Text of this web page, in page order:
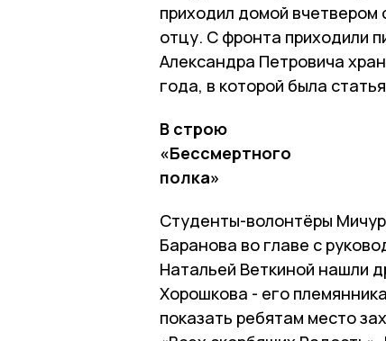
приходил домой вчетвером
отцу. С фронта приходили
Александра Петровича
года, в которой была
В строю
«Бессмертного
полка»
Студенты-волонтёры
Баранова во главе с
Натальей Веткиной нашли
Хорошкова - его
показать ребятам место